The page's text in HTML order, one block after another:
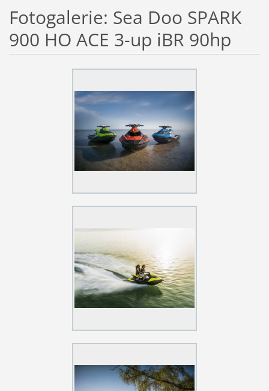
Fotogalerie: Sea Doo SPARK
900 HO ACE 3-up iBR 90hp